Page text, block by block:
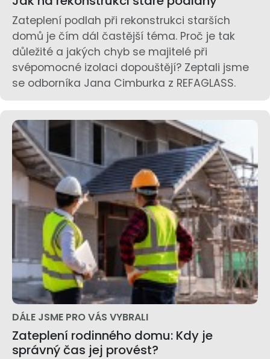
Zateplení podlah při rekonstrukci starších
domů je čím dál častější téma. Proč je tak
důležité a jakých chyb se majitelé při
svépomocné izolaci dopouštějí? Zeptali jsme
se odborníka Jana Cimburka z REFAGLASS.
DÁLE JSME PRO VÁS VYBRALI
Zateplení rodinného domu: Kdy je
správný čas jej provést?